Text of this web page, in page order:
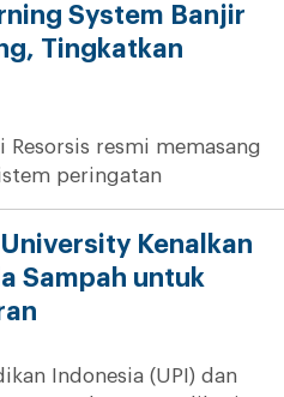
System Banjir
Tingkatkan
Resorsis resmi memasang
peringatan
Kenalkan
Sampah untuk
Indonesia (UPI) dan